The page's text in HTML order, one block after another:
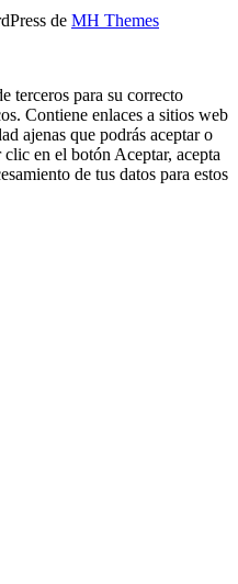
de MH Themes
terceros para su correcto
Contiene enlaces a sitios web
ajenas que podrás aceptar o
en el botón Aceptar, acepta
de tus datos para estos